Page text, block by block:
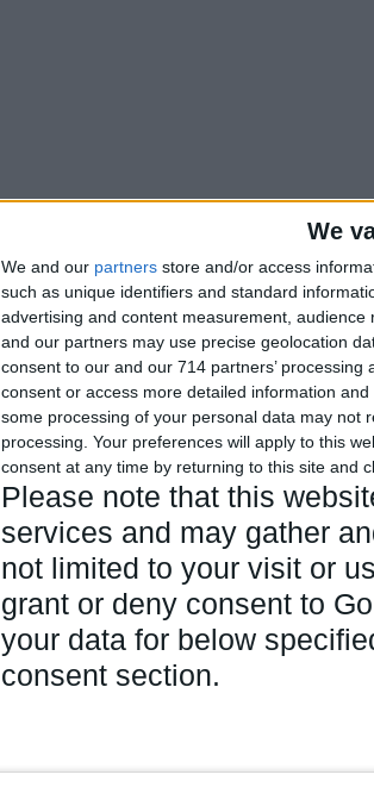
We
We and our partners store and/or access
such as unique identifiers and standard
advertising and content measurement,
and our partners may use precise geolocation
consent to our and our 714 partners’
consent or access more detailed information
some processing of your personal data may not
processing. Your preferences will apply to this
consent at any time by returning to this site and
Please note that this
services and may gather
not limited to your visit or
grant or deny consent to
your data for below
consent section.